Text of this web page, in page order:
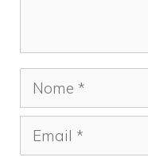
Nome
Email